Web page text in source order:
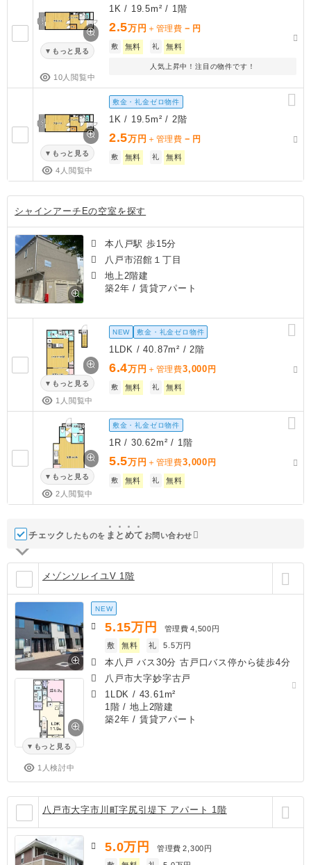
もっと見る
10人閲覧中
1K / 19.5m² / 1階
2.5万円 ＋管理費 － 円
敷 無料 礼 無料
人気上昇中！注目の物件です！
もっと見る
4人閲覧中
敷金・礼金ゼロ物件
1K / 19.5m² / 2階
2.5万円 ＋管理費 － 円
敷 無料 礼 無料
シャインアーチEの空室を探す
本八戸駅 歩15分
八戸市沼館１丁目
地上2階建
築2年 / 賃貸アパート
もっと見る
1人閲覧中
NEW 敷金・礼金ゼロ物件
1LDK / 40.87m² / 2階
6.4万円 ＋管理費3,000 円
敷 無料 礼 無料
もっと見る
2人閲覧中
敷金・礼金ゼロ物件
1R / 30.62m² / 1階
5.5万円 ＋管理費3,000 円
敷 無料 礼 無料
チェック したものを ま と めて お問い合わせ
メゾンソレイユV 1階
もっと見る
1人検討中
NEW
5.15万円 管理費 4,500円
敷
無料 礼 5.5万円
本八戸 バス30分 古戸口バス停から徒歩4分
八戸市大字妙字古戸
1LDK / 43.61m²
1階 / 地上2階建
築2年 / 賃貸アパート
八戸市大字市川町字尻引堤下 アパート 1階
5.0万円 管理費 2,300円